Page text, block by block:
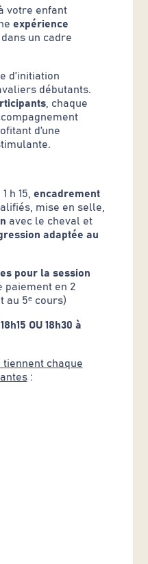
votre enfant
expérience
dans un cadre
d’initiation
débutants.
, chaque
d’une
h 15, encadrement
mise en selle,
avec le cheval et
adaptée au
pour la session
paiement en 2
au 5ᵉ cours)
OU 18h30 à
tiennent chaque
: